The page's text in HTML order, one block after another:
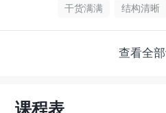
干货满满
结构清晰
查看全
课程表